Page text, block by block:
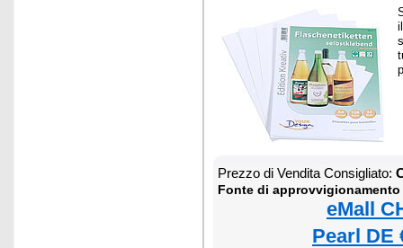
Prezzo di Vendita Consigliato:
Fonte di approvvigionamento
eMall
Pearl DE